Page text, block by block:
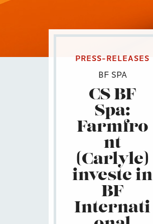
PRESS-RELEASES
BF SPA
CS BF
Spa:
Farmfro
nt
(Carlyle)
investe in
BF
Internati